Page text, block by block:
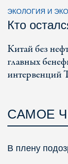
ЭКОЛОГИЯ И
Кто
Китай без
главных
интервенций
САМОЕ
В плену